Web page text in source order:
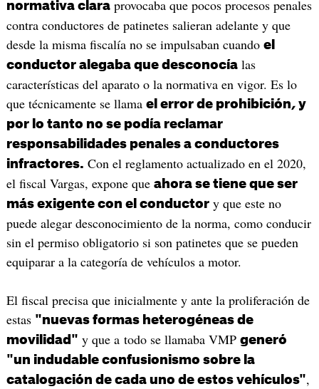
normativa claraprovocaba que pocos procesos penales
contra conductores de patinetes salieran adelante y que
desde la misma fiscalía no se impulsaban cuando el
conductor alegaba que desconocíalas
características del aparato o la normativa en vigor. Es lo
que técnicamente se llama el error de prohibición,y
por lo tanto no se podía reclamar
responsabilidades penales a conductores
infractores. Con el reglamento actualizado en el 2020,
el fiscal Vargas, expone que ahora se tiene que ser
más exigente con el conductory que este no
puede alegar desconocimiento de la norma, como conducir
sin el permiso obligatorio si son patinetes que se pueden
equiparar a la categoría de vehículos a motor.
El fiscal precisa que inicialmente y ante la proliferación de
estas "nuevas formas heterogéneas de
movilidad" y que a todo se llamaba VMP generó
"un indudable confusionismo sobre la
catalogación de cada uno de estos vehículos",